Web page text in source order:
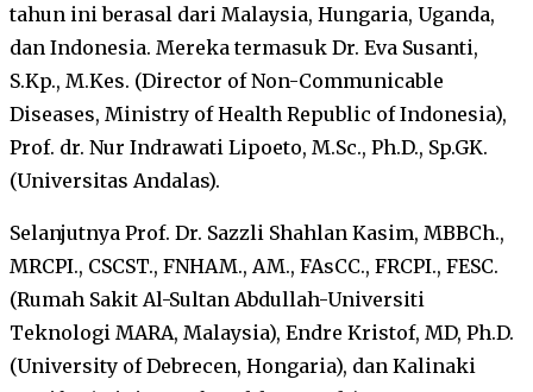
tahun ini berasal dari Malaysia, Hungaria, Uganda,
dan Indonesia. Mereka termasuk Dr. Eva Susanti,
S.Kp., M.Kes. (Director of Non-Communicable
Diseases, Ministry of Health Republic of Indonesia),
Prof. dr. Nur Indrawati Lipoeto, M.Sc., Ph.D., Sp.GK.
(Universitas Andalas).
Selanjutnya Prof. Dr. Sazzli Shahlan Kasim, MBBCh.,
MRCPI., CSCST., FNHAM., AM., FAsCC., FRCPI., FESC.
(Rumah Sakit Al-Sultan Abdullah-Universiti
Teknologi MARA, Malaysia), Endre Kristof, MD, Ph.D.
(University of Debrecen, Hongaria), dan Kalinaki